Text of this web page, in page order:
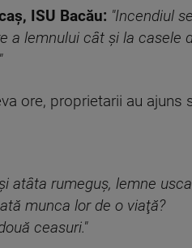
ISU Bacău: "Incendiul
a lemnului cât şi la casele
ore, proprietarii au
atâta rumeguş, lemne
munca lor de o viaţă?
ceasuri."